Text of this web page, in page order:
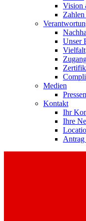
Vision
Unser
Vielfalt
Medien
Kontakt
Ihr
Ihre
Antrag